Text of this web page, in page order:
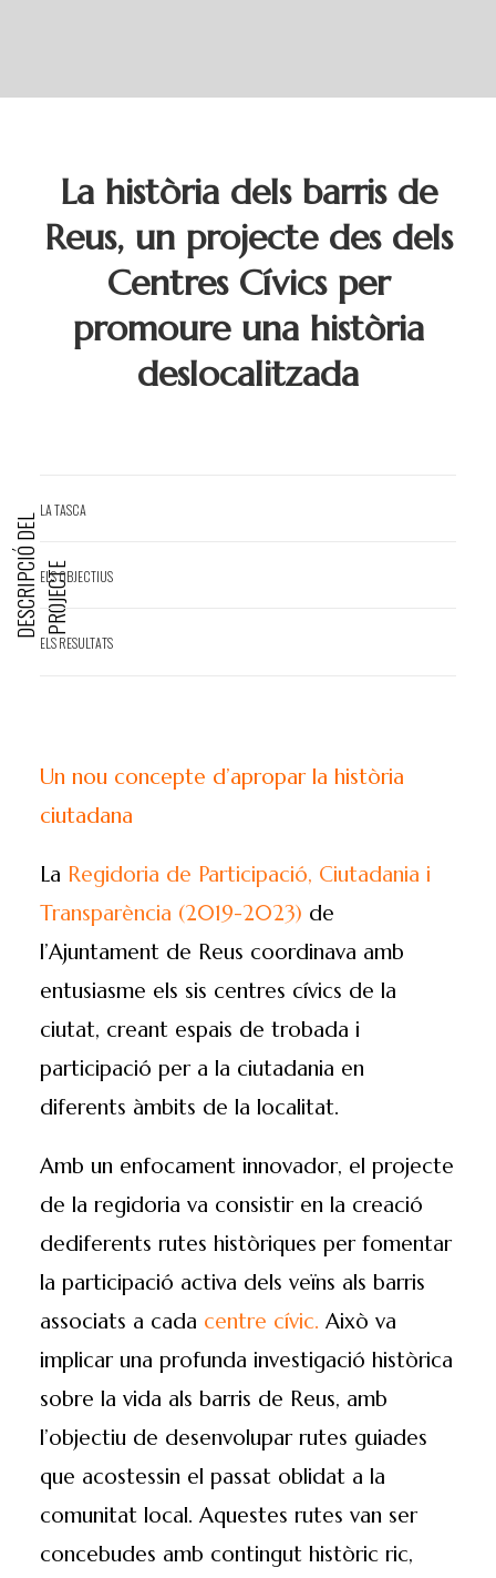
La història dels barris de
Reus, un projecte des dels
Centres Cívics per
promoure una història
deslocalitzada
D
E
S
C
R
I
PC
I
Ó
D
E
L
P
R
O
J
E
C
TE
LA TASCA
ELS OBJECTIUS
ELS RESULTATS
Un nou concepte d’apropar la història
ciutadana
La Regidoria de Participació, Ciutadania i
Transparència (2019-2023) de
l’Ajuntament de Reus coordinava amb
entusiasme els sis centres cívics de la
ciutat, creant espais de trobada i
participació per a la ciutadania en
diferents àmbits de la localitat.
Amb un enfocament innovador, el projecte
de la regidoria va consistir en la creació
dediferents rutes històriques per fomentar
la participació activa dels veïns als barris
associats a cada centre cívic. Això va
implicar una profunda investigació històrica
sobre la vida als barris de Reus, amb
l’objectiu de desenvolupar rutes guiades
que acostessin el passat oblidat a la
comunitat local. Aquestes rutes van ser
concebudes amb contingut històric ric,